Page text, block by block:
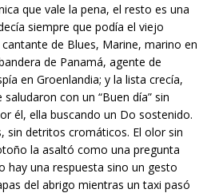
que vale la pena, el resto es una
siempre que podía el viejo
de Blues, Marine, marino en
de Panamá, agente de
en Groenlandia; y la lista crecía,
con un “Buen día” sin
él, ella buscando un Do sostenido.
sin detritos cromáticos. El olor sin
la asaltó como una pregunta
hay una respuesta sino un gesto
del abrigo mientras un taxi pasó